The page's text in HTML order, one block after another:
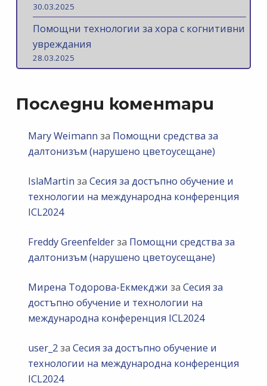
30.03.2025
Помощни технологии за хора с когнитивни
увреждания
28.03.2025
Последни коментари
Mary Weimann за Помощни средства за
далтонизъм (нарушено цветоусещане)
IslaMartin заСесия за достъпно обучение и
технологии на международна конференция
ICL2024
Freddy Greenfelderза Помощни средства за
далтонизъм (нарушено цветоусещане)
Мирена Тодорова-Екмекджи заСесия за
достъпно обучение и технологии на
международна конференция ICL2024
user_2заСесия за достъпно обучение и
технологии на международна конференция
ICL2024